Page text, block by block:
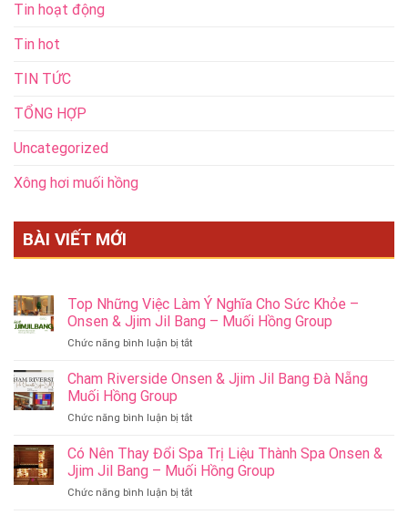
Tin hoạt động
Tin hot
TIN TỨC
TỔNG HỢP
Uncategorized
Xông hơi muối hồng
BÀI VIẾT MỚI
Top Những Việc Làm Ý Nghĩa Cho Sức Khỏe –
Onsen & Jjim Jil Bang – Muối Hồng Group
Chức năng bình luận bị tắtở
Những
Ý
Cho
Sức
–
Cham Riverside Onsen & Jjim Jil Bang Đà Nẵng
Muối Hồng Group
Chức năng bình luận bị tắtở
Riverside
Onsen
&
Jjim
Có Nên Thay Đổi Spa Trị Liệu Thành Spa Onsen &
Jjim Jil Bang – Muối Hồng Group
Chức năng bình luận bị tắtở